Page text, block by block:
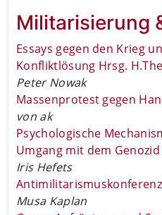
Militarisierung
Essays gegen den Krieg
Konfliktlösung Hrsg.
Peter Nowak
Massenprotest gegen
von ak
Psychologische
Umgang mit dem Genozid
Iris Hefets
Musa Kaplan